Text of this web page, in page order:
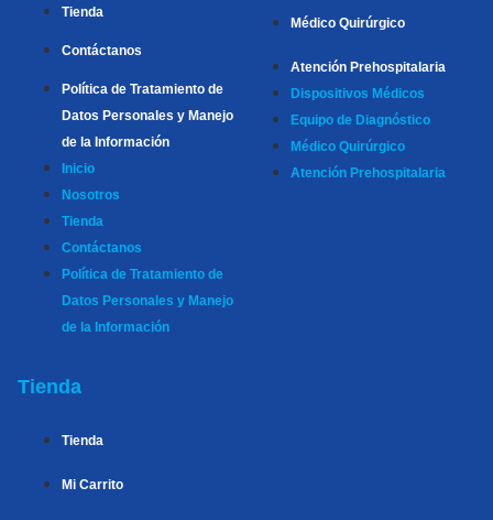
Tienda
Contáctanos
Política de Tratamiento de
Datos Personales y Manejo
de la Información
Inicio
Nosotros
Tienda
Contáctanos
Política de Tratamiento de
Datos Personales y Manejo
de la Información
Médico Quirúrgico
Atención Prehospitalaria
Dispositivos Médicos
Equipo de Diagnóstico
Médico Quirúrgico
Atención Prehospitalaria
Tienda
Tienda
Mi Carrito